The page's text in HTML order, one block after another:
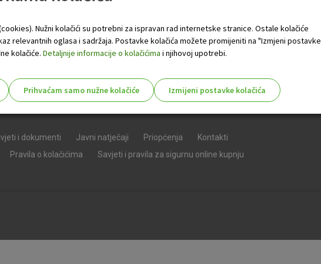
i dokumenti Javni natječaji Priopćenja
Kontakti
Pravila o kolačićima
Savjeti i pravila za sigurnu online kupnju
Nužni kolačići su potrebni za ispravan rad internetske stranice. Ostale kolačiće
relevantnih oglasa i sadržaja. Postavke kolačića možete promijeniti na "Izmjeni postavke
kolačiće. Detaljnije informacije o kolačićima i njihovoj upotrebi.
Prihvaćam samo nužne kolačiće
Izmijeni postavke kolačića
njima, ali u tom slučaju neki dijelovi stranice neće raditi. Ti kolačići ne